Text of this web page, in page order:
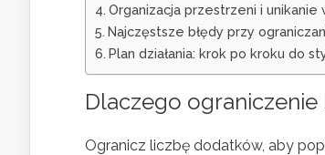
Organizacja przestrzeni i
Najczęstsze błędy przy
Plan działania: krok po kroku do
Dlaczego
Ogranicz liczbę dodatków, aby